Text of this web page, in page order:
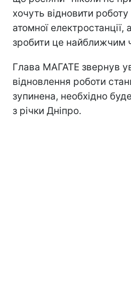
хочуть відновити роботу
атомної
зробити це найближчим
Глава МАГАТЕ звернув
відновлення роботи
зупинена, необхідно
з річки Дніпро.